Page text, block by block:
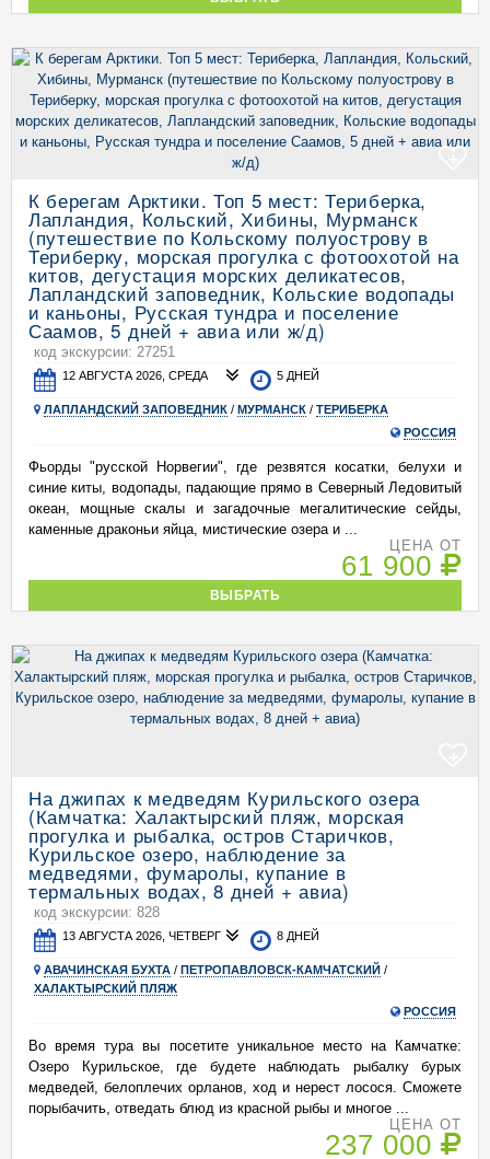
К берегам Арктики. Топ 5 мест: Териберка,
Лапландия, Кольский, Хибины, Мурманск
(путешествие по Кольскому полуострову в
Териберку, морская прогулка с фотоохотой на
китов, дегустация морских деликатесов,
Лапландский заповедник, Кольские водопады
и каньоны, Русская тундра и поселение
Саамов, 5 дней + авиа или ж/д)
код экскурсии: 27251
12 АВГУСТА 2026, СРЕДА 5 ДНЕЙ
ЛАПЛАНДСКИЙ ЗАПОВЕДНИК / МУРМАНСК / ТЕРИБЕРКА
РОССИЯ
Фьорды "русской Норвегии", где резвятся косатки, белухи и
синие киты, водопады, падающие прямо в Северный Ледовитый
океан, мощные скалы и загадочные мегалитические сейды,
каменные драконьи яйца, мистические озера и ...
ЦЕНА ОТ
61 900
ВЫБРАТЬ
На джипах к медведям Курильского озера
(Камчатка: Халактырский пляж, морская
прогулка и рыбалка, остров Старичков,
Курильское озеро, наблюдение за
медведями, фумаролы, купание в
термальных водах, 8 дней + авиа)
код экскурсии: 828
13 АВГУСТА 2026, ЧЕТВЕРГ 8 ДНЕЙ
АВАЧИНСКАЯ БУХТА / ПЕТРОПАВЛОВСК-КАМЧАТСКИЙ /
ХАЛАКТЫРСКИЙ ПЛЯЖ
РОССИЯ
Во время тура вы посетите уникальное место на Камчатке:
Озеро Курильское, где будете наблюдать рыбалку бурых
медведей, белоплечих орланов, ход и нерест лосося. Сможете
порыбачить, отведать блюд из красной рыбы и многое ...
ЦЕНА ОТ
237 000